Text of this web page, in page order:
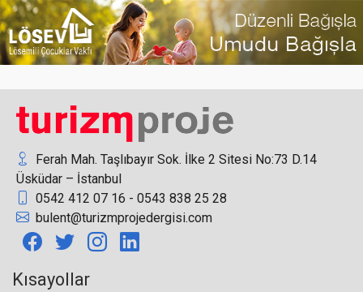
İstanbul'un yolcu sayısında büyük artış
Ünsal: Yunan Adaları’na turizm, bölgemiz için
faydalı
Ferah Mah. Taşlıbayır Sok. İlke 2 Sitesi No:73 D.14
Üsküdar – İstanbul
0542 412 07 16 - 0543 838 25 28
bulent@turizmprojedergisi.com
Kısayollar